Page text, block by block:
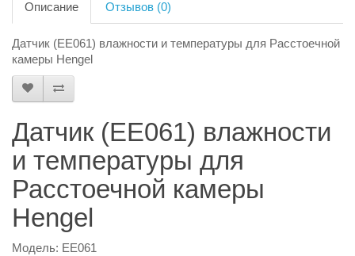
Описание Отзывов (0)
Датчик (EE061) влажности и температуры для Расстоечной
камеры Hengel
Датчик (EE061) влажности
и температуры для
Расстоечной камеры
Hengel
Модель: EE061